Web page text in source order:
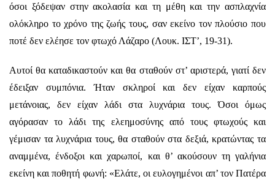
όσοι ξόδεψαν στην ακολασία και τη μέθη και την ασπλαχνία
ολόκληρο το χρόνο της ζωής τους, σαν εκείνο τον πλούσιο που
ποτέ δεν ελέησε τον φτωχό Λάζαρο (Λουκ. ΙΣΤ’, 19-31).
Αυτοί θα καταδικαστούν και θα σταθούν στ’ αριστερά, γιατί δεν
έδειξαν συμπόνια. Ήταν σκληροί και δεν είχαν καρπούς
μετάνοιας, δεν είχαν λάδι στα λυχνάρια τους. Όσοι όμως
αγόρασαν το λάδι της ελεημοσύνης από τους φτωχούς και
γέμισαν τα λυχνάρια τους, θα σταθούν στα δεξιά, κρατώντας τα
αναμμένα, ένδοξοι και χαρωποί, και θ’ ακούσουν τη γαλήνια
εκείνη και ποθητή φωνή: «Ελάτε, οι ευλογημένοι απ’ τον Πατέρα